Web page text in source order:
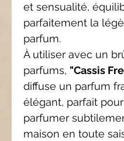
et sensualité,
parfaitement la
parfum.
À utiliser avec un
parfums, "Cassis
diffuse un parfum
élégant, parfait pour
parfumer
maison en toute